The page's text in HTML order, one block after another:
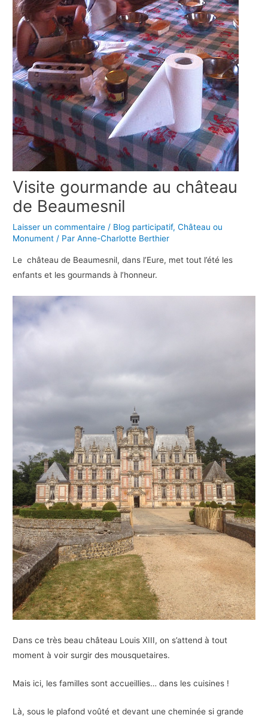
Visite gourmande au château
de Beaumesnil
Laisser un commentaire / Blog participatif,Château ou
Monument / ParAnne-Charlotte Berthier
Le château de Beaumesnil, dans l’Eure, met tout l’été les
enfants et les gourmands à l’honneur.
Dans ce très beau château Louis XIII, on s’attend à tout
moment à voir surgir des mousquetaires.
Mais ici, les familles sont accueillies… dans les cuisines !
Là, sous le plafond voûté et devant une cheminée si grande